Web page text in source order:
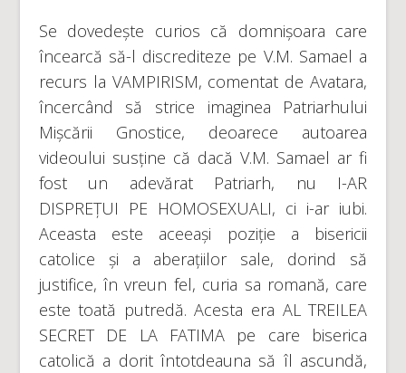
Se dovedește curios că domnișoara care
încearcă să-l discrediteze pe V.M. Samael a
recurs la VAMPIRISM, comentat de Avatara,
încercând să strice imaginea Patriarhului
Mișcării Gnostice, deoarece autoarea
videoului susține că dacă V.M. Samael ar fi
fost un adevărat Patriarh, nu I-AR
DISPREȚUI PE HOMOSEXUALI, ci i-ar iubi.
Aceasta este aceeași poziție a bisericii
catolice și a aberațiilor sale, dorind să
justifice, în vreun fel, curia sa romană, care
este toată putredă. Acesta era AL TREILEA
SECRET DE LA FATIMA pe care biserica
catolică a dorit întotdeauna să îl ascundă,